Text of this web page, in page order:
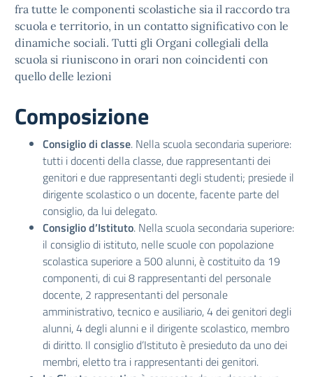
fra tutte le componenti scolastiche sia il raccordo tra
scuola e territorio, in un contatto significativo con le
dinamiche sociali. Tutti gli Organi collegiali della
scuola si riuniscono in orari non coincidenti con
quello delle lezioni
Composizione
Consiglio di classe. Nella scuola secondaria superiore:
tutti i docenti della classe, due rappresentanti dei
genitori e due rappresentanti degli studenti; presiede il
dirigente scolastico o un docente, facente parte del
consiglio, da lui delegato.
Consiglio d’Istituto. Nella scuola secondaria superiore:
il consiglio di istituto, nelle scuole con popolazione
scolastica superiore a 500 alunni, è costituito da 19
componenti, di cui 8 rappresentanti del personale
docente, 2 rappresentanti del personale
amministrativo, tecnico e ausiliario, 4 dei genitori degli
alunni, 4 degli alunni e il dirigente scolastico, membro
di diritto. Il consiglio d’Istituto è presieduto da uno dei
membri, eletto tra i rappresentanti dei genitori.